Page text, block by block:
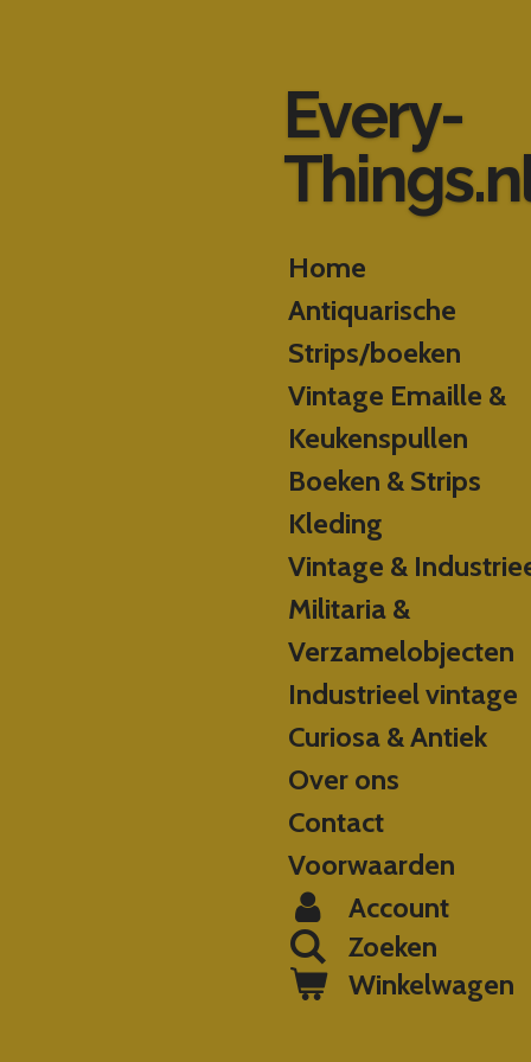
Every-
Home
Antiquarische
Strips/boeken
Vintage Emaille &
Keukenspullen
Boeken & Strips
Kleding
Vintage &
Militaria &
Verzamelobjecten
Industrieel vintage
Curiosa & Antiek
Over ons
Contact
Voorwaarden
Account
Zoeken
Winkelwagen